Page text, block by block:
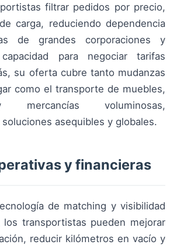
filtrar pedidos por precio,
carga, reduciendo dependencia
de grandes corporaciones y
para negociar tarifas
su oferta cubre tanto mudanzas
como el transporte de muebles,
voluminosas,
asequibles y globales.
y financieras
de matching y visibilidad
transportistas pueden mejorar
reducir kilómetros en vacío y